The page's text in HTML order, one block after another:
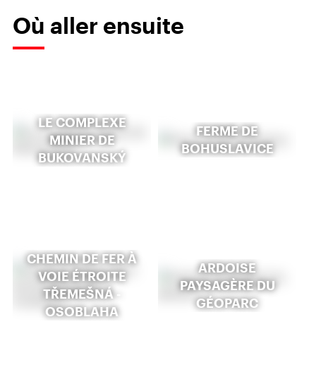
Où aller ensuite
LE COMPLEXE
MINIER DE
BUKOVANSKÝ
FERME DE
BOHUSLAVICE
CHEMIN DE FER À
VOIE ÉTROITE
TŘEMEŠNÁ -
OSOBLAHA
ARDOISE
PAYSAGÈRE DU
GÉOPARC